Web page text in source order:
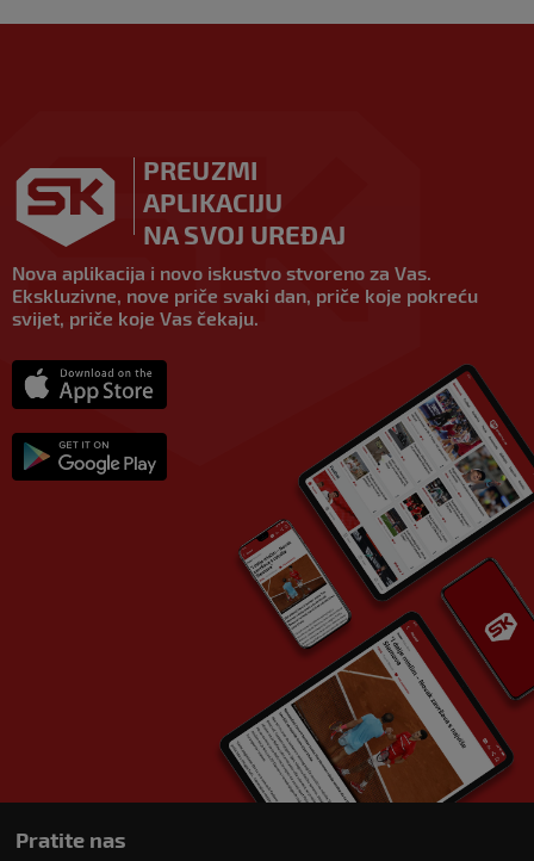
PREUZMI
APLIKACIJU
NA SVOJ UREĐAJ
Nova aplikacija i novo iskustvo stvoreno za Vas.
Ekskluzivne, nove priče svaki dan, priče koje pokreću
svijet, priče koje Vas čekaju.
Pratite nas